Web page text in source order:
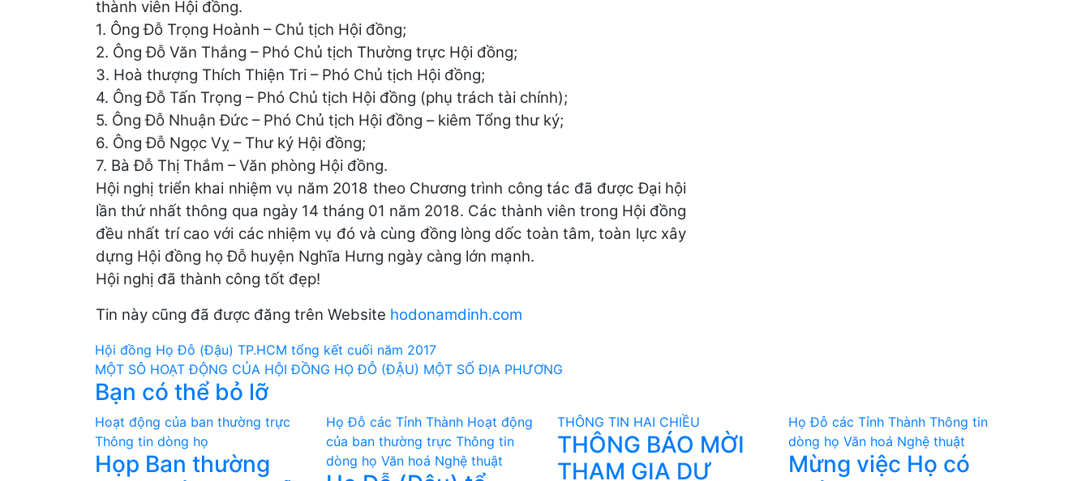
thành viên Hội đồng.
1. Ông Đỗ Trọng Hoành – Chủ tịch Hội đồng;
2. Ông Đỗ Văn Thắng – Phó Chủ tịch Thường trực Hội đồng;
3. Hoà thượng Thích Thiện Tri – Phó Chủ tịch Hội đồng;
4. Ông Đỗ Tấn Trọng – Phó Chủ tịch Hội đồng (phụ trách tài chính);
5. Ông Đỗ Nhuận Đức – Phó Chủ tịch Hội đồng – kiêm Tổng thư ký;
6. Ông Đỗ Ngọc Vỵ – Thư ký Hội đồng;
7. Bà Đỗ Thị Thắm – Văn phòng Hội đồng.
Hội nghị triển khai nhiệm vụ năm 2018 theo Chương trình công tác đã được Đại hội
lần thứ nhất thông qua ngày 14 tháng 01 năm 2018. Các thành viên trong Hội đồng
đều nhất trí cao với các nhiệm vụ đó và cùng đồng lòng dốc toàn tâm, toàn lực xây
dựng Hội đồng họ Đỗ huyện Nghĩa Hưng ngày càng lớn mạnh.
Hội nghị đã thành công tốt đẹp!
Tin này cũng đã được đăng trên Website hodonamdinh.com
Điều
hướng
bài
viết
Hội đồng Họ Đỗ (Đậu) TP.HCM tổng kết cuối năm 2017
MỘT SÔ HOẠT ĐỘNG CỦA HỘI ĐỒNG HỌ ĐỖ (ĐẬU) MỘT SỐ ĐỊA PHƯƠNG
Bạn có thể bỏ lỡ
Hoạt động của ban thường trực
Thông tin dòng họ
Họp Ban thường
Họ Đỗ các Tỉnh Thành Hoạt động
của ban thường trực Thông tin
dòng họ Văn hoá Nghệ thuật
THÔNG TIN HAI CHIỀU
THÔNG BÁO MỜI
THAM GIA DỰ
Họ Đỗ các Tỉnh Thành Thông tin
dòng họ Văn hoá Nghệ thuật
Mừng việc Họ có